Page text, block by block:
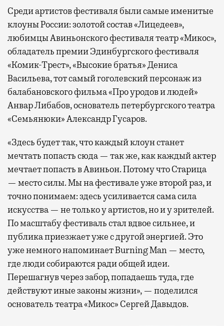
Среди артистов фестиваля были самые именитые
клоуны России: золотой состав «Лицедеев»,
любимцы Авиньонского фестиваля театр «Микос»,
обладатель премии Эдинбургского фестиваля
«Комик-Трест», «Высокие братья» Дениса
Васильева, тот самый гоголевский персонаж из
балабановского фильма «Про уродов и людей»
Анвар Либабов, основатель петербургского театра
«Семьянюки» Александр Гусаров.
«Здесь будет так, что каждый клоун станет
мечтать попасть сюда — так же, как каждый актер
мечтает попасть в Авиньон. Потому что Старица
— место силы. Мы на фестивале уже второй раз, и
точно понимаем: здесь усиливается сама сила
искусства — не только у артистов, но и у зрителей.
По масштабу фестиваль стал вдвое сильнее, и
публика приезжает уже с другой энергией. Это
уже немного напоминает Burning Man — место,
где люди собираются ради общей идеи.
Перешагнув через забор, попадаешь туда, где
действуют иные законы жизни», — поделился
основатель театра «Микос» Сергей Давыдов.